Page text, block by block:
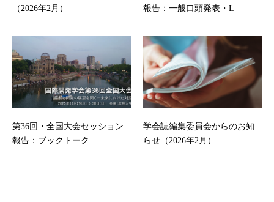
（2026年2月）
報告：一般口頭発表・L
第36回・全国大会セッション
報告：ブックトーク
学会誌編集委員会からのお知
らせ（2026年2月）